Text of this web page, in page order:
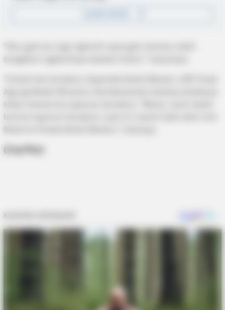
“Aku gak tau lagi ngikutin apa gak, karena udah
sengebut-ngebutnya bawak motor,” lanjutnya.
Terkait hal tersebut, Kapolsek Bukit Bestari, AKP Anak
Agung Made Winarta membenarkan bahwa pihaknya
telah menerima laporan tersebut. “Benar, kami telah
terima laporan tersebut, saat ini masih lidik oleh Unit
Reskrim Polsek Bukit Bestari,” katanya.
(Zup/Brp)